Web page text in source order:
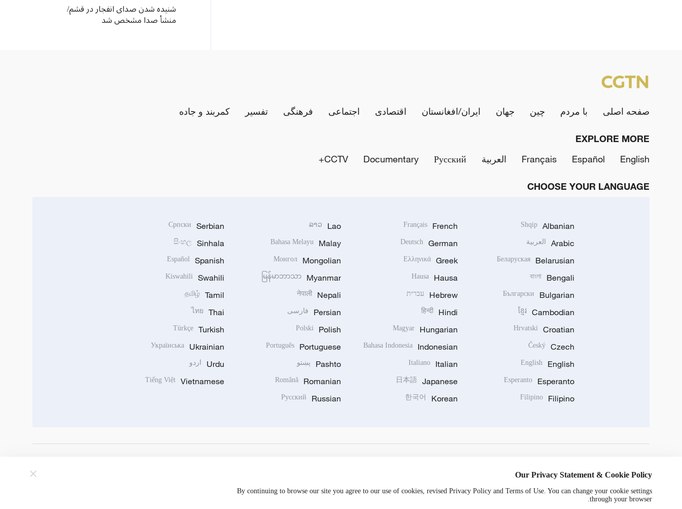
شنیده شدن صدای انفجار در قشم/
منشأ صدا مشخص شد
صفحه اصلی با مردم چین جهان ایران/افغانستان اقتصادی اجتماعی فرهنگی تفسیر کمربند و جاده
EXPLORE MORE
English
Español
Français العربية Русский
Documentary
CCTV+
CHOOSE YOUR LANGUAGE
Albanian
Shqip
Arabic العربية
Belarusian
Беларуская
Bengali
বাংলা
Bulgarian
Български
Cambodian
ខ្មែរ
Croatian
Hrvatski
Czech
Český
English
English
Esperanto
Esperanto
Filipino
Filipino
French
Français
German
Deutsch
Greek
Ελληνικά
Hausa
Hausa
Hebrew עברית
Hindi
हिन्दी
Hungarian
Magyar
Indonesian
Bahasa Indonesia
Italian
Italiano
Japanese
日本語
Korean
한국어
Lao
ລາວ
Malay
Bahasa Melayu
Mongolian
Монгол
Myanmar
မြန်မာဘာသာ
Nepali
नेपाली
Persian فارسی
Polish
Polski
Portuguese
Português
Pashto پښتو
Romanian
Română
Russian
Русский
Serbian
Српски
Sinhala
සිංහල
Spanish
Español
Swahili
Kiswahili
Tamil
தமிழ்
Thai
ไทย
Turkish
Türkçe
Ukrainian
Українська
Urdu اردو
Vietnamese
Tiếng Việt
Our Privacy Statement & Cookie Policy
By continuing to browse our site you agree to our use of cookies, revised Privacy Policy and Terms of Use. You can change your cookie settings
through your browser.